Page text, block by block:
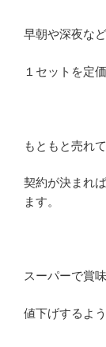
早朝や深夜な
１セットを定
もともと売れ
契約が決まれ
ます。
スーパーで賞
値下げするよ